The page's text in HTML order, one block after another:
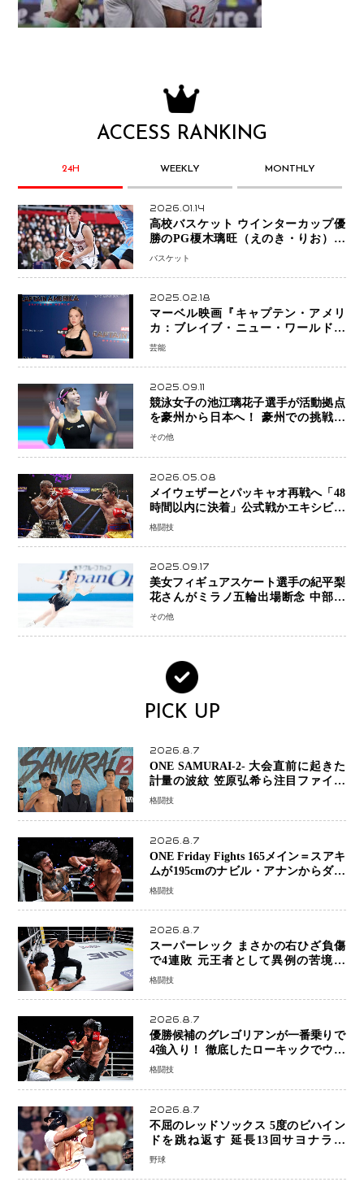
ACCESS RANKING
24H WEEKLY MONTHLY
2026.01.14
高校バスケット ウインターカップ優
勝のPG榎木璃旺（えのき・りお）が
プロの現場へ―。
バスケット
2025.02.18
マーベル映画『キャプテン・アメリ
カ：ブレイブ・ニュー・ワールド』
新ブラック・ウィドウ役のシラ・ハー
芸能
2025.09.11
競泳女子の池江璃花子選手が活動拠点
を豪州から日本へ！ 豪州での挑戦を
糧に、28年ロサンゼルス五輪へ再始動
その他
2026.05.08
メイウェザーとパッキャオ再戦へ「48
時間以内に決着」公式戦かエキシビシ
ョンか混迷続く
格闘技
2025.09.17
美女フィギュアスケート選手の紀平梨
花さんがミラノ五輪出場断念 中部選
手権欠場を発表「安全最優先の判断」
その他
PICK UP
2026.8.7
ONE SAMURAI-2- 大会直前に起きた
計量の波紋 笠原弘希ら注目ファイタ
ーは契約体重で決戦へ、山本歩夢と平
格闘技
2026.8.7
ONE Friday Fights 165メイン＝スアキ
ムが195cmのナビル・アナンからダウ
ン奪取！猛反撃を耐え抜き判定勝利、
格闘技
2026.8.7
スーパーレック まさかの右ひざ負傷
で4連敗 元王者として異例の苦境…
「アクシデント」でも消えない危険信
格闘技
2026.8.7
優勝候補のグレゴリアンが一番乗りで
4強入り！ 徹底したローキックでウス
ビャンを攻略、判定勝利
格闘技
2026.8.7
不屈のレッドソックス 5度のビハイン
ドを跳ね返す 延長13回サヨナラ勝
ち 吉田正尚選手も2安打1打点で貢献 4
野球